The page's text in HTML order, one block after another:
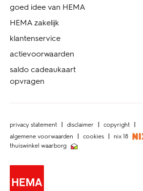
goed idee van HEMA
HEMA zakelijk
klantenservice
actievoorwaarden
saldo cadeaukaart
opvragen
privacy statement disclaimer
copyright
algemene voorwaarden
cookies
nix 18
thuiswinkel waarborg